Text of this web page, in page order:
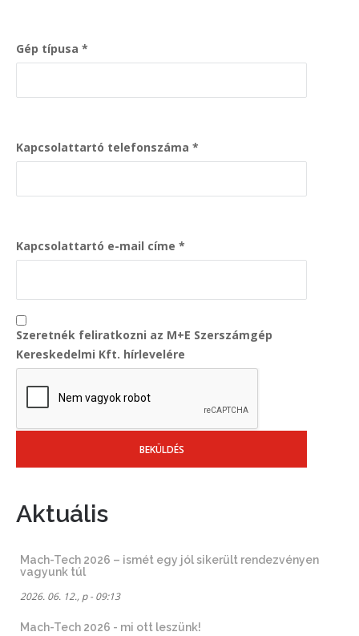
Gép típusa
Kapcsolattartó telefonszáma
Kapcsolattartó e-mail címe
Szeretnék feliratkozni az M+E Szerszámgép
Kereskedelmi Kft. hírlevelére
Aktuális
Mach-Tech 2026 – ismét egy jól sikerült rendezvényen
vagyunk túl
2026. 06. 12., p - 09:13
Mach-Tech 2026 - mi ott leszünk!